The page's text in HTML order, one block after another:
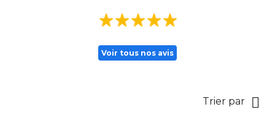
Voir tous nos avis
Trier par 